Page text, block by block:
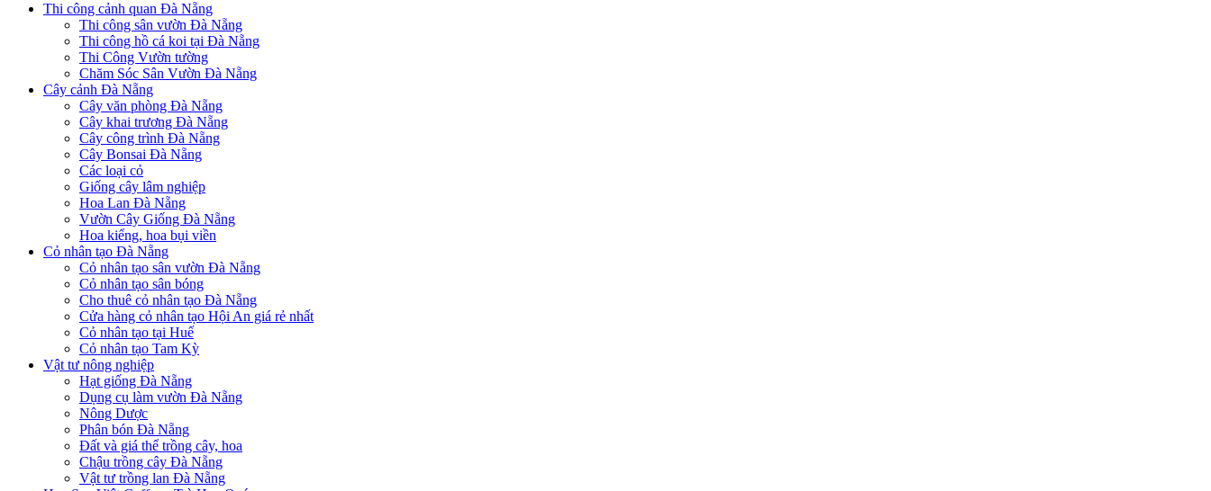
Thi công cảnh quan Đà Nẵng
Thi công sân vườn Đà Nẵng
Thi công hồ cá koi tại Đà Nẵng
Thi Công Vườn tường
Chăm Sóc Sân Vườn Đà Nẵng
Cây cảnh Đà Nẵng
Cây văn phòng Đà Nẵng
Cây khai trương Đà Nẵng
Cây công trình Đà Nẵng
Cây Bonsai Đà Nẵng
Các loại cỏ
Giống cây lâm nghiệp
Hoa Lan Đà Nẵng
Vườn Cây Giống Đà Nẵng
Hoa kiểng, hoa bụi viền
Cỏ nhân tạo Đà Nẵng
Cỏ nhân tạo sân vườn Đà Nẵng
Cỏ nhân tạo sân bóng
Cho thuê cỏ nhân tạo Đà Nẵng
Cửa hàng cỏ nhân tạo Hội An giá rẻ nhất
Cỏ nhân tạo tại Huế
Cỏ nhân tạo Tam Kỳ
Vật tư nông nghiệp
Hạt giống Đà Nẵng
Dụng cụ làm vườn Đà Nẵng
Nông Dược
Phân bón Đà Nẵng
Đất và giá thể trồng cây, hoa
Chậu trồng cây Đà Nẵng
Vật tư trồng lan Đà Nẵng